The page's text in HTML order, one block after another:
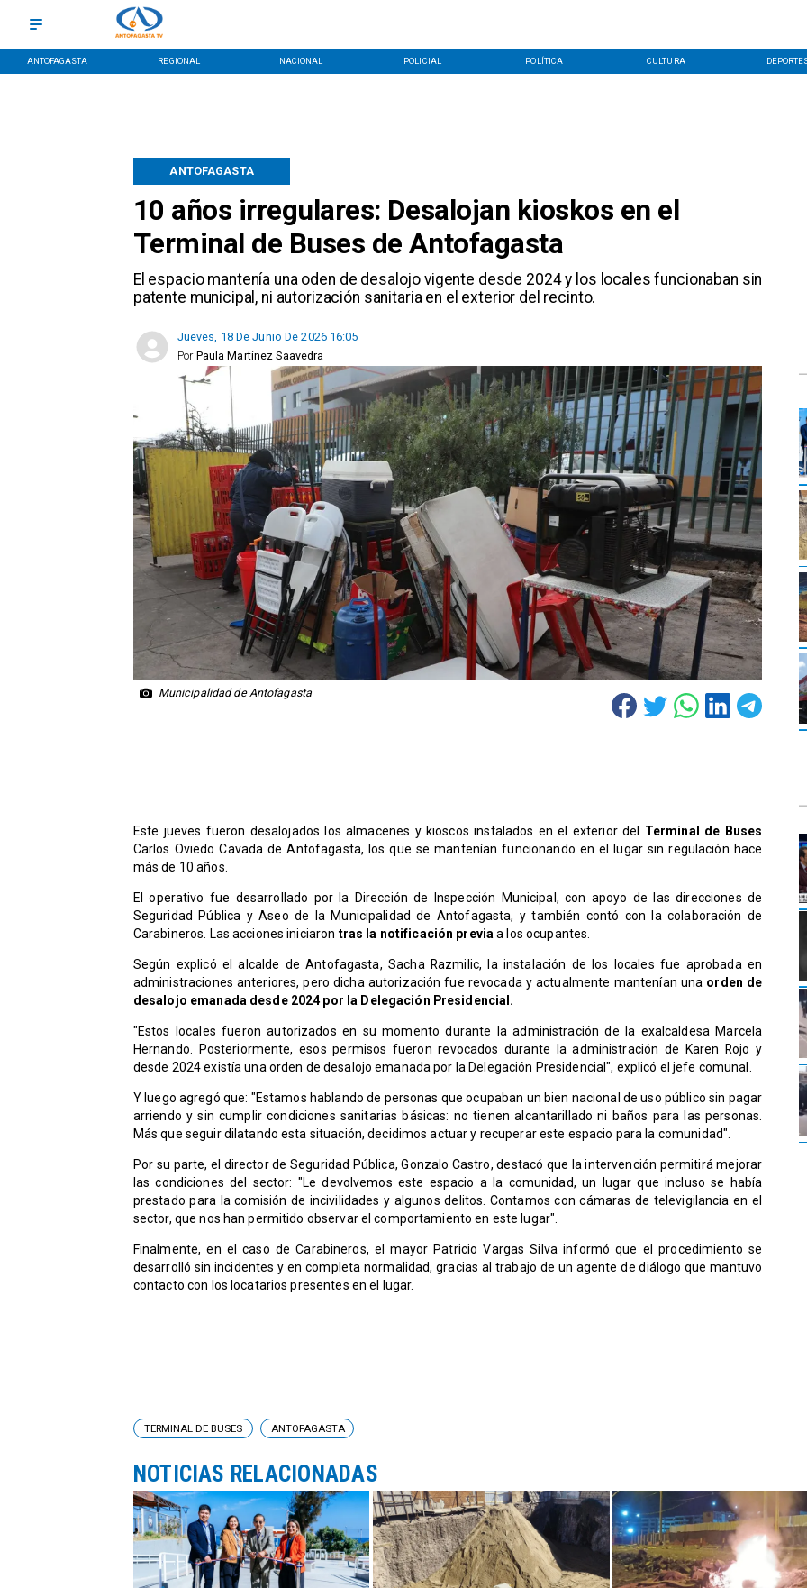
ANTOFAGASTA REGIONAL NACIONAL POLICIAL POLÍTICA CULTURA
10 años irregulares: Desalojan kioskos en el
Terminal de Buses de Antofagasta
El espacio mantenía una oden de desalojo vigente desde 2024 y los locales funcionaban sin
patente municipal, ni autorización sanitaria en el exterior del recinto.
ANTOFAGASTA
Jueves, 18 De Junio De 2026 16:05
Paula Martínez Saavedra
Por
Municipalidad de Antofagasta
Este jueves fueron desalojados los almacenes y kioscos instalados en el exterior del Terminal de Buses
Carlos Oviedo Cavada de Antofagasta, los que se mantenían funcionando en el lugar sin regulación hace
más de 10 años.
El operativo fue desarrollado por la Dirección de Inspección Municipal, con apoyo de las direcciones de
Seguridad Pública y Aseo de la Municipalidad de Antofagasta, y también contó con la colaboración de
Carabineros. Las acciones iniciaron tras la notificación previaa los ocupantes.
Según explicó el alcalde de Antofagasta, Sacha Razmilic, la instalación de los locales fue aprobada en
administraciones anteriores, pero dicha autorización fue revocada y actualmente mantenían una orden de
desalojo emanada desde 2024 por la Delegación Presidencial.
"Estos locales fueron autorizados en su momento durante la administración de la exalcaldesa Marcela
Hernando. Posteriormente, esos permisos fueron revocados durante la administración de Karen Rojo y
desde 2024 existía una orden de desalojo emanada por la Delegación Presidencial", explicó el jefe comunal.
​Y luego agregó que: "Estamos hablando de personas que ocupaban un bien nacional de uso público sin pagar
arriendo y sin cumplir condiciones sanitarias básicas: no tienen alcantarillado ni baños para las personas.
Más que seguir dilatando esta situación, decidimos actuar y recuperar este espacio para la comunidad".
​Por su parte, el director de Seguridad Pública, Gonzalo Castro, destacó que la intervención permitirá mejorar
las condiciones del sector: "Le devolvemos este espacio a la comunidad, un lugar que incluso se había
prestado para la comisión de incivilidades y algunos delitos. Contamos con cámaras de televigilancia en el
sector, que nos han permitido observar el comportamiento en este lugar".
Finalmente, en el caso de Carabineros, el mayor Patricio Vargas Silva informó que el procedimiento se
desarrolló sin incidentes y en completa normalidad, gracias al trabajo de un agente de diálogo que mantuvo
contacto con los locatarios presentes en el lugar.
TERMINAL DE BUSES ANTOFAGASTA
NOTICIAS RELACIONADAS